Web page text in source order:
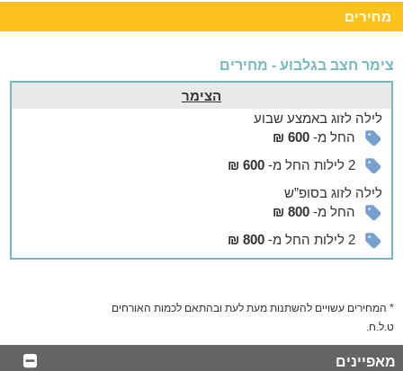
הצימר ישמח לארח גם שומרי שבת, יש במקום פלטה, מיחם
ובית כנסת במרחק הליכה.
מחירים
צימר חצב בגלבוע - מחירים
הצימר
לילהלזוג באמצע שבוע
החל מ-600 ₪
2 לילות החל מ-
600 ₪
לילהלזוג בסופ”ש
החל מ-800 ₪
2 לילות החל מ-
800 ₪
* המחירים עשויים להשתנות מעת לעת ובהתאם לכמות האורחים
ט.ל.ח.
מאפיינים